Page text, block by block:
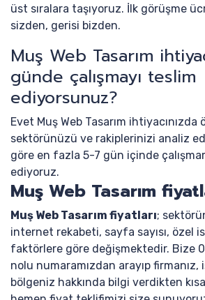
üst sıralara taşıyoruz. İlk görüşme
sizden, gerisi bizden.
Muş Web Tasarım
günde çalışmayı teslim
ediyorsunuz?
Evet Muş Web Tasarım ihtiyacınızda
sektörünüzü ve rakiplerinizi analiz
göre en fazla 5-7 gün içinde
ediyoruz.
Muş Web Tasarım
Muş Web Tasarım fiyatları;
internet rekabeti, sayfa sayısı, özel
faktörlere göre değişmektedir. Bize
nolu numaramızdan arayıp
bölgeniz hakkında bilgi verdikten